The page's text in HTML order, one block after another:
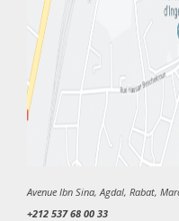
Avenue Ibn Sina, Agdal, Rabat,
+212 537 68 00 33